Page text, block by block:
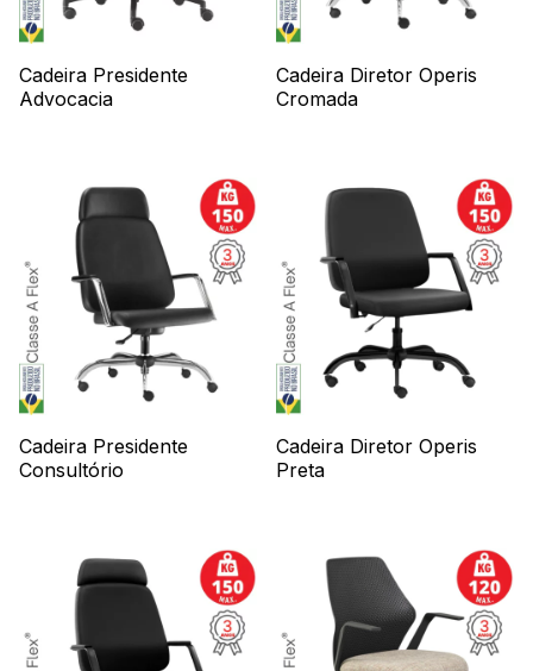
Cadeira Presidente
Advocacia
Cadeira Diretor Operis
Cromada
Cadeira Presidente
Consultório
Cadeira Diretor Operis
Preta